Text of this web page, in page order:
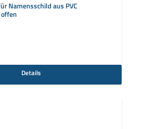
Namensschild aus PVC
Details